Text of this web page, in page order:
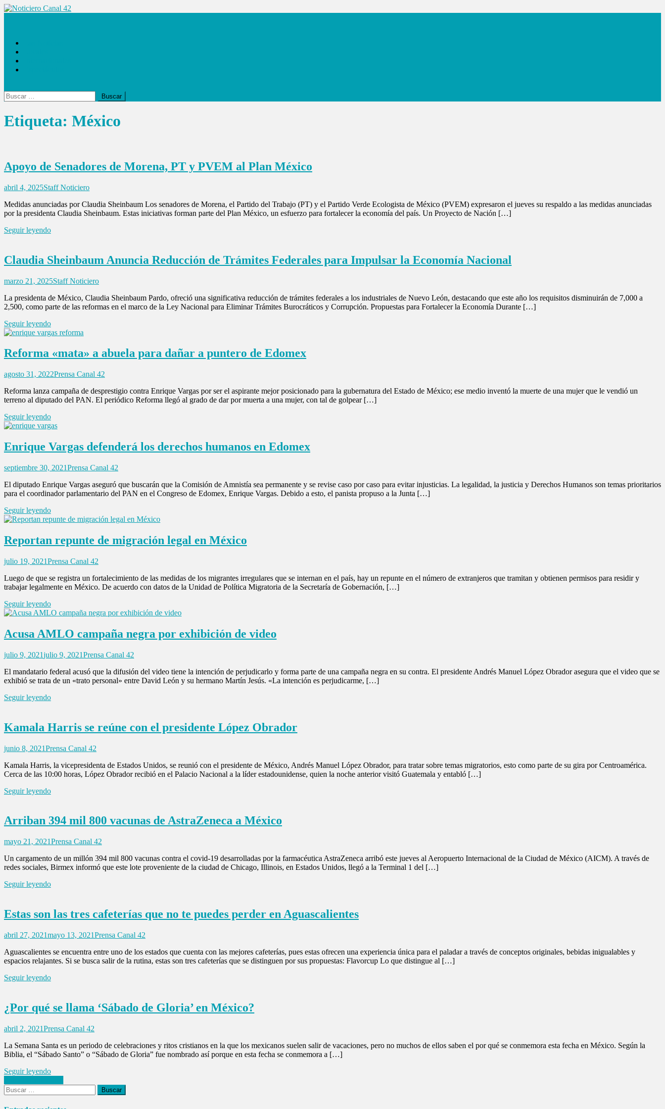
Saltar
Buscar:
Etiqueta: México
Apoyo de Senadores de Morena, PT y PVEM al Plan México
abril 4, 2025Staff Noticiero
Medidas anunciadas por Claudia Sheinbaum Los senadores de Morena, el Partido del Trabajo (PT) y el Partido Verde Ecologista de México (PVEM) expresaron el jueves su respaldo a las medidas anunciadas
por la presidenta Claudia Sheinbaum. Estas iniciativas forman parte del Plan México, un esfuerzo para fortalecer la economía del país. Un Proyecto de Nación […]
Seguir leyendo
Claudia Sheinbaum Anuncia Reducción de Trámites Federales para Impulsar la Economía Nacional
marzo 21, 2025Staff Noticiero
La presidenta de México, Claudia Sheinbaum Pardo, ofreció una significativa reducción de trámites federales a los industriales de Nuevo León, destacando que este año los requisitos disminuirán de 7,000 a
2,500, como parte de las reformas en el marco de la Ley Nacional para Eliminar Trámites Burocráticos y Corrupción. Propuestas para Fortalecer la Economía Durante […]
Seguir leyendo
Reforma «mata» a abuela para dañar a puntero de Edomex
agosto 31, 2022Prensa Canal 42
Reforma lanza campaña de desprestigio contra Enrique Vargas por ser el aspirante mejor posicionado para la gubernatura del Estado de México; ese medio inventó la muerte de una mujer que le vendió un
terreno al diputado del PAN. El periódico Reforma llegó al grado de dar por muerta a una mujer, con tal de golpear […]
Seguir leyendo
Enrique Vargas defenderá los derechos humanos en Edomex
septiembre 30, 2021Prensa Canal 42
El diputado Enrique Vargas aseguró que buscarán que la Comisión de Amnistía sea permanente y se revise caso por caso para evitar injusticias. La legalidad, la justicia y Derechos Humanos son temas prioritarios
para el coordinador parlamentario del PAN en el Congreso de Edomex, Enrique Vargas. Debido a esto, el panista propuso a la Junta […]
Seguir leyendo
Reportan repunte de migración legal en México
julio 19, 2021Prensa Canal 42
Luego de que se registra un fortalecimiento de las medidas de los migrantes irregulares que se internan en el país, hay un repunte en el número de extranjeros que tramitan y obtienen permisos para residir y
trabajar legalmente en México. De acuerdo con datos de la Unidad de Política Migratoria de la Secretaría de Gobernación, […]
Seguir leyendo
Acusa AMLO campaña negra por exhibición de video
julio 9, 2021julio 9, 2021Prensa Canal 42
El mandatario federal acusó que la difusión del video tiene la intención de perjudicarlo y forma parte de una campaña negra en su contra. El presidente Andrés Manuel López Obrador asegura que el video que se
exhibió se trata de un «trato personal» entre David León y su hermano Martín Jesús. «La intención es perjudicarme, […]
Seguir leyendo
Kamala Harris se reúne con el presidente López Obrador
junio 8, 2021Prensa Canal 42
Kamala Harris, la vicepresidenta de Estados Unidos, se reunió con el presidente de México, Andrés Manuel López Obrador, para tratar sobre temas migratorios, esto como parte de su gira por Centroamérica.
Cerca de las 10:00 horas, López Obrador recibió en el Palacio Nacional a la líder estadounidense, quien la noche anterior visitó Guatemala y entabló […]
Seguir leyendo
Arriban 394 mil 800 vacunas de AstraZeneca a México
mayo 21, 2021Prensa Canal 42
Un cargamento de un millón 394 mil 800 vacunas contra el covid-19 desarrolladas por la farmacéutica AstraZeneca arribó este jueves al Aeropuerto Internacional de la Ciudad de México (AICM). A través de
redes sociales, Birmex informó que este lote proveniente de la ciudad de Chicago, Illinois, en Estados Unidos, llegó a la Terminal 1 del […]
Seguir leyendo
Estas son las tres cafeterías que no te puedes perder en Aguascalientes
abril 27, 2021mayo 13, 2021Prensa Canal 42
Aguascalientes se encuentra entre uno de los estados que cuenta con las mejores cafeterías, pues estas ofrecen una experiencia única para el paladar a través de conceptos originales, bebidas inigualables y
espacios relajantes. Si se busca salir de la rutina, estas son tres cafeterías que se distinguen por sus propuestas: Flavorcup Lo que distingue al […]
Seguir leyendo
¿Por qué se llama ‘Sábado de Gloria’ en México?
abril 2, 2021Prensa Canal 42
La Semana Santa es un periodo de celebraciones y ritos cristianos en la que los mexicanos suelen salir de vacaciones, pero no muchos de ellos saben el por qué se conmemora esta fecha en México. Según la
Biblia, el “Sábado Santo” o “Sábado de Gloria” fue nombrado así porque en esta fecha se conmemora a […]
Seguir leyendo
Navegación
de
Buscar: